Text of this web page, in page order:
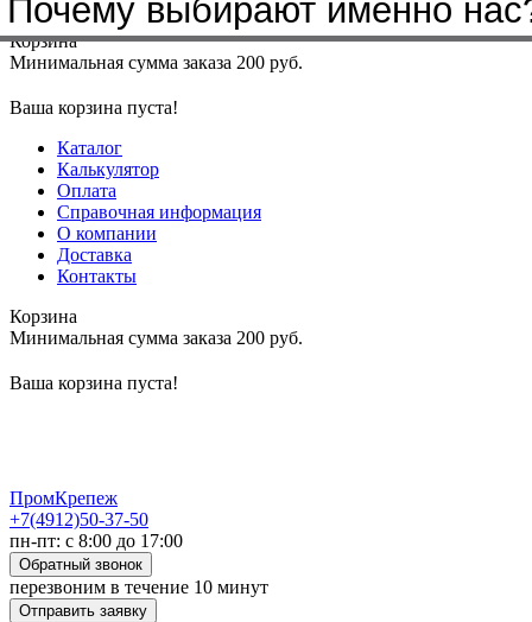
Меню+7(4912)50-37-50sbit@krep62.ru
Корзина
Минимальная сумма заказа 200 руб.
Ваша корзина пуста!
Каталог
Калькулятор
Оплата
Справочная информация
О компании
Доставка
Контакты
Корзина
Минимальная сумма заказа 200 руб.
Ваша корзина пуста!
ПромКрепеж
+7(4912)50-37-50
пн-пт: с 8:00 до 17:00
Обратный звонок
перезвоним в течение 10 минут
Отправить заявку
Почему выбирают именно